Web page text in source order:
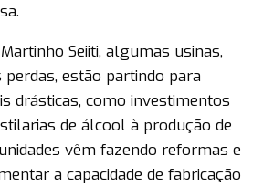
Seiiti, algumas usinas,
perdas, estão partindo para
drásticas, como investimentos
de álcool à produção de
vêm fazendo reformas e
a capacidade de fabricação